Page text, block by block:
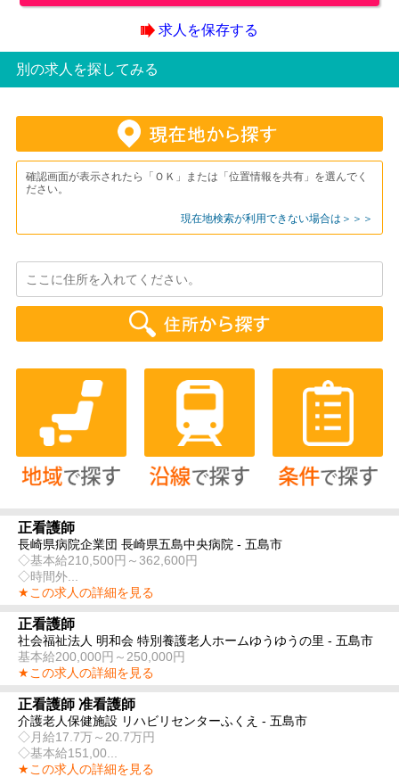
求人を保存する
別の求人を探してみる
確認画面が表示されたら「ＯＫ」または「位置情報を共有」を選んでく
ださい。
現在地検索が利用できない場合は＞＞＞
正看護師
長崎県病院企業団 長崎県五島中央病院 - 五島市
◇基本給210,500円～362,600円
◇時間外...
★この求人の詳細を見る
正看護師
社会福祉法人 明和会 特別養護老人ホームゆうゆうの里 - 五島市
基本給200,000円～250,000円
★この求人の詳細を見る
正看護師 准看護師
介護老人保健施設 リハビリセンターふくえ - 五島市
◇月給17.7万～20.7万円
◇基本給151,00...
★この求人の詳細を見る